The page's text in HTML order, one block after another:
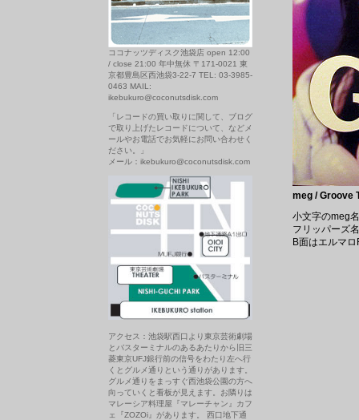
meg / Groove
小文字のmeg
フリッパーズ
B面はエルマ
ココナッツディスク池袋店 open 12:00
/ close 21:00 年中無休 〒171-0021 東
京都豊島区西池袋3-22-7 TEL: 03-3985-
0463 MAIL:
ikebukuro@coconutsdisk.com
「レコードの買い取りに関して、ブログ
で取り上げたレコードについて、などメ
ールやお電話でお気軽にお問い合わせく
ださい。」
メール：ikebukuro@coconutsdisk.com
アクセス：池袋駅西口より東京芸術劇場
とバスターミナルのあるあたりから旧三
菱東京UFJ銀行前の信号をわたり左へ行
くとグルメ通りという通りがあります。
グルメ通りをまっすぐ西池袋公園の方へ
向っていくと看板が見えます。お隣りは
マレーシア料理屋『マレーチャン』カフ
ェ『ZOZOi』があります。 西口地下通